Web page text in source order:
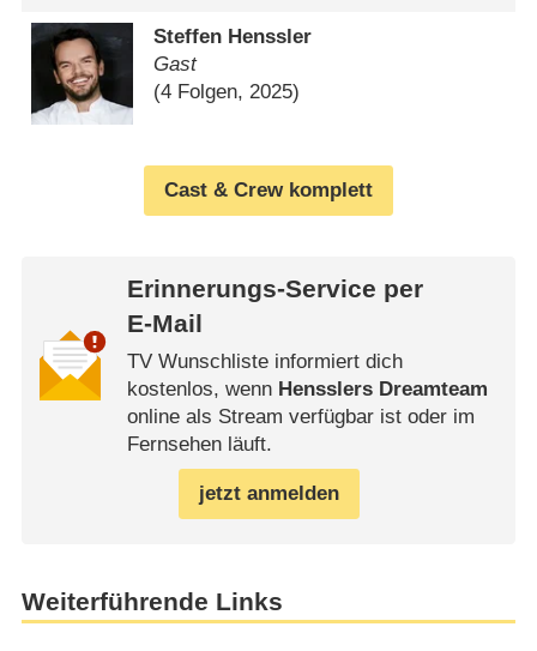
Steffen Henssler
Gast
(4 Folgen, 2025)
Cast & Crew komplett
Erinnerungs-Service per
E-Mail
TV Wunschliste informiert dich
kostenlos, wenn Hensslers Dreamteam
online als Stream verfügbar ist oder im
Fernsehen läuft.
jetzt anmelden
Weiterführende Links